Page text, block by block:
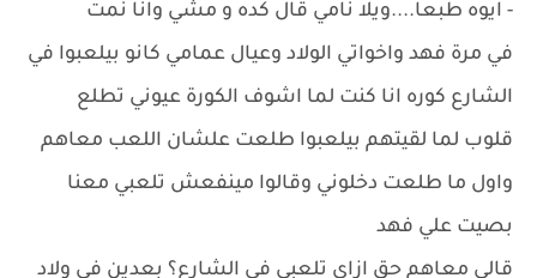
- ايوه طبعا....ويلا نامي قال كده و مشي وانا نمت
في مرة فهد واخواتي الولاد وعيال عمامي كانو بيلعبوا في
الشارع كوره انا كنت لما اشوف الكورة عيوني تطلع
قلوب لما لقيتهم بيلعبوا طلعت علشان اللعب معاهم
واول ما طلعت دخلوني وقالوا مينفعش تلعبي معنا
بصيت علي فهد
قالي معاهم حق ازاي تلعبي في الشارع؟ بعدين في ولاد